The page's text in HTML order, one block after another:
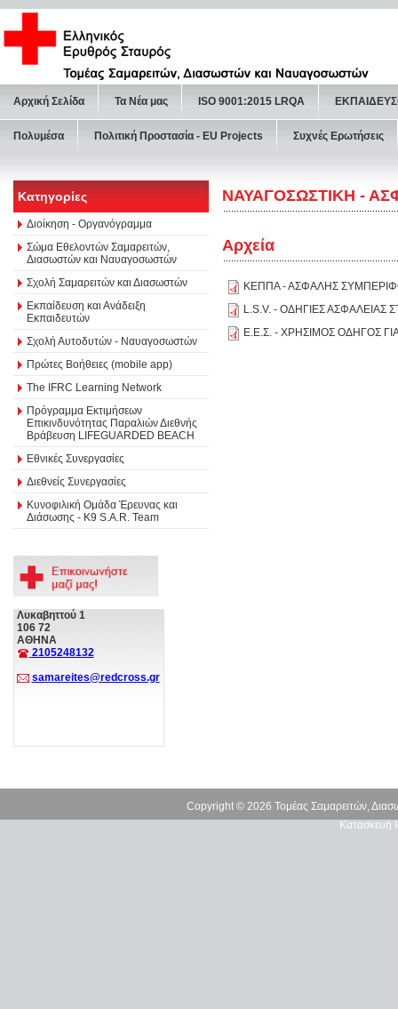
Αρχική Σελίδα Τα Νέα μας ISO 9001:2015 LRQA
Πολυμέσα Πολιτική Προστασία - ΕU Projects Συχνές Ερωτήσεις
Κατηγορίες
Διοίκηση - Οργανόγραμμα
Σώμα Εθελοντών Σαμαρειτών,
Διασωστών και Ναυαγοσωστών
Σχολή Σαμαρειτών και Διασωστών
Εκπαίδευση και Ανάδειξη
Εκπαιδευτών
Σχολή Αυτοδυτών - Ναυαγοσωστών
Πρώτες Βοήθειες (mobile app)
The IFRC Learning Network
Πρόγραμμα Εκτιμήσεων
Επικινδυνότητας Παραλιών Διεθνής
Βράβευση LIFEGUARDED BEACH
Εθνικές Συνεργασίες
Διεθνείς Συνεργασίες
Κυνοφιλική Ομάδα Έρευνας και
Διάσωσης - Κ9 S.A.R. Team
Λυκαβηττού 1
106 72
ΑΘΗΝΑ
2105248132
samareites@redcross.gr
ΝΑΥΑΓΟΣΩΣΤΙΚΗ -
Αρχεία
ΚΕΠΠΑ - ΑΣΦΑΛΗΣ
L.S.V. - ΟΔΗΓΙΕΣ ΑΣΦΑΛΕΙΑΣ
Ε.Ε.Σ. - ΧΡΗΣΙΜΟΣ ΟΔΗΓΟΣ
Copyright © 2026 Τομέας Σαμαρειτών,
Κατασκευή